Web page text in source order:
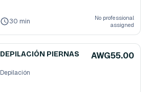
30 min
No professional
assigned
DEPILACIÓN PIERNAS AWG55.00
Depilación